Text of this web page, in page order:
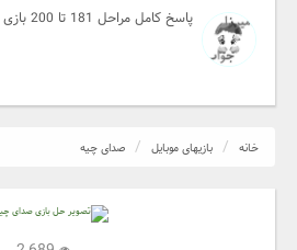
پاسخ کامل مراحل 181 تا 200 بازی جدولانه 1
خانه بازیهای موبایل صدای چیه